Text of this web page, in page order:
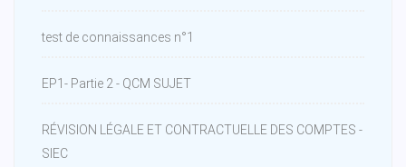
test de connaissances n°1
EP1- Partie 2 - QCM SUJET
RÉVISION LÉGALE ET CONTRACTUELLE DES COMPTES -
SIEC